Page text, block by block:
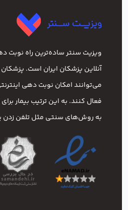
ویزیت سنتر ساده‌ترین راه نوبت‌
آنلاین پزشکان ایران است.
می‌توانند امکان نوبت دهی
فعال کنند. به این ترتیب بیمار
به روش‌های سنتی مثل تلفن زدن